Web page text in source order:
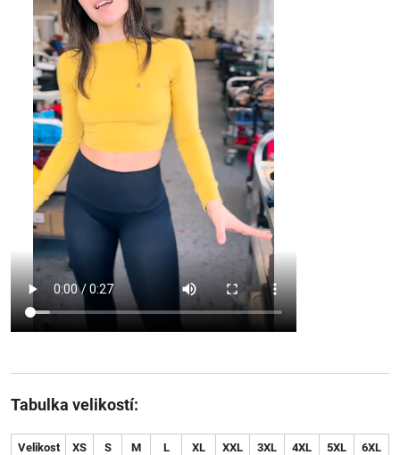
Tabulka velikostí:
Velikost XS S M L XL XXL 3XL 4XL 5XL 6XL